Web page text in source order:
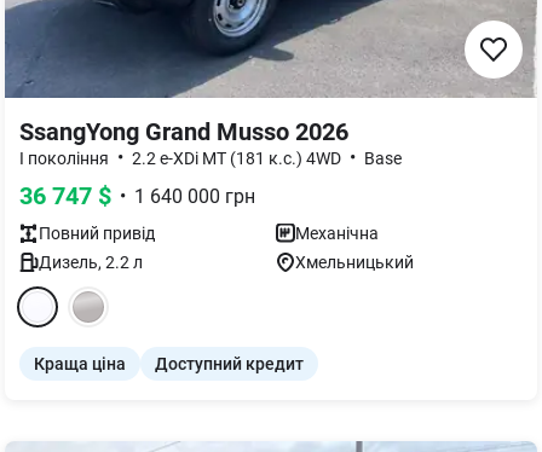
SsangYong Grand Musso 2026
I покоління • 2.2 e-XDi MT (181 к.с.) 4WD • Base
36 747 $ • 1 640 000 грн
Повний привід
Механічна
Дизель, 2.2 л Хмельницький
Краща ціна Доступний кредит